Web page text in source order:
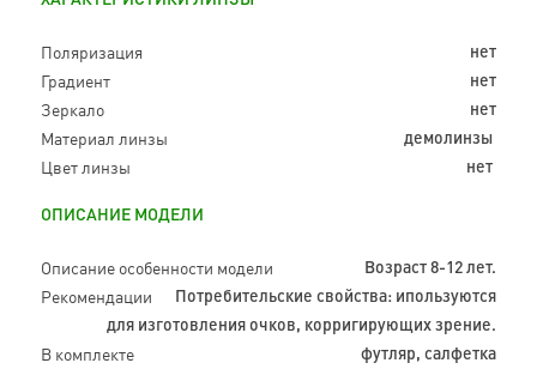
Поляризация нет
Градиент нет
Зеркало нет
Материал линзы демолинзы
Цвет линзы нет
ОПИСАНИЕ МОДЕЛИ
Описание особенности модели Возраст 8-12 лет.
Рекомендации
Потребительские свойства: ипользуются
для изготовления очков, корригирующих зрение.
В комплекте футляр, салфетка